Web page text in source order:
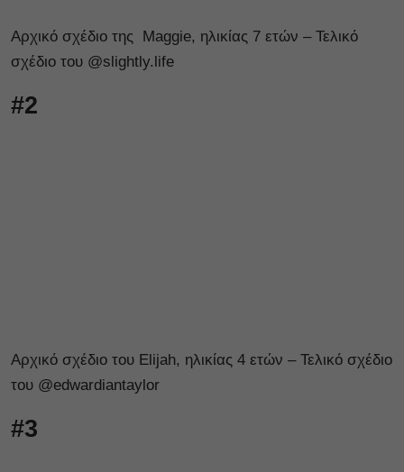
Αρχικό σχέδιο της Maggie, ηλικίας 7 ετών – Τελικό
σχέδιο του @slightly.life
#2
Αρχικό σχέδιο του Elijah, ηλικίας 4 ετών – Τελικό σχέδιο
του @edwardiantaylor
#3